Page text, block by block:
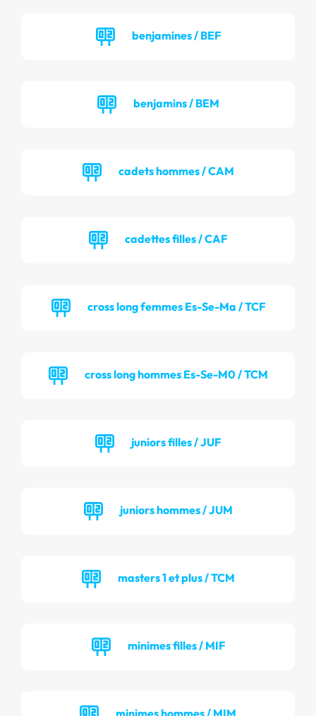
benjamines / BEF
benjamins / BEM
cadets hommes / CAM
cadettes filles / CAF
cross long femmes Es-Se-Ma / TCF
cross long hommes Es-Se-M0 / TCM
juniors filles / JUF
juniors hommes / JUM
masters 1 et plus / TCM
minimes filles / MIF
minimes hommes / MIM